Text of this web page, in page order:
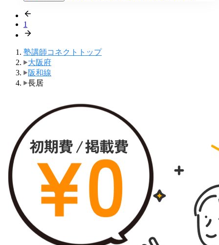
1
塾講師コネクトトップ
大阪府
阪和線
長居